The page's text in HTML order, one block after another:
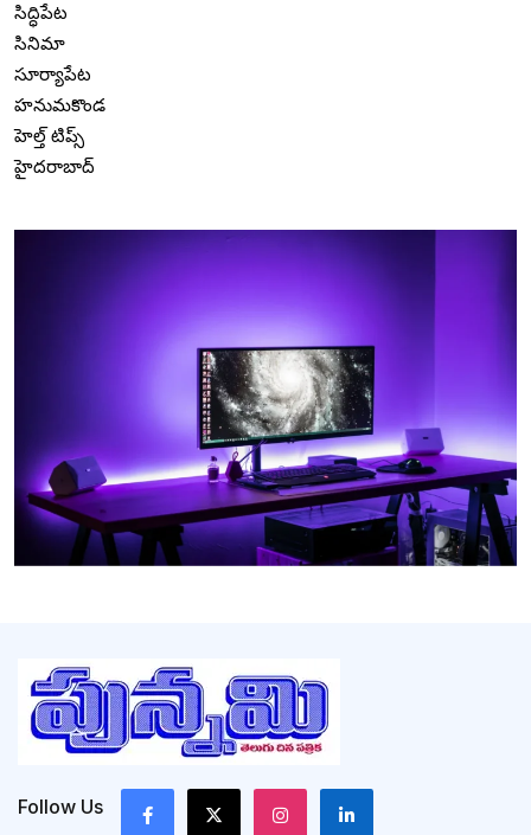
సిద్ధిపేట
సినిమా
సూర్యాపేట
హనుమకొండ
హెల్త్ టిప్స్
హైదరాబాద్
Follow Us